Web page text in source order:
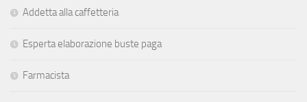
Addetta alla caffetteria
Esperta elaborazione buste paga
Farmacista